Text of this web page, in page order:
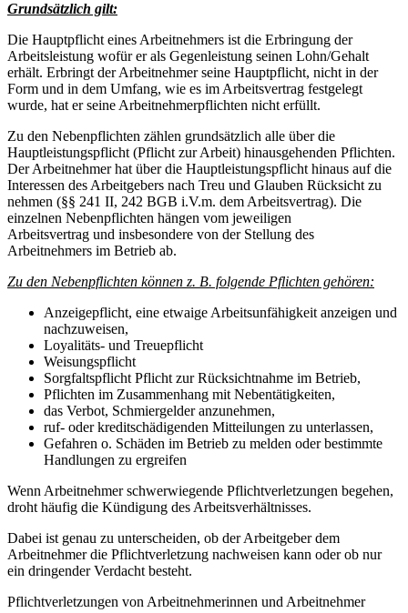
Grundsätzlich gilt:
Die Hauptpflicht eines Arbeitnehmers ist die Erbringung der
Arbeitsleistung wofür er als Gegenleistung seinen Lohn/Gehalt
erhält. Erbringt der Arbeitnehmer seine Hauptpflicht, nicht in der
Form und in dem Umfang, wie es im Arbeitsvertrag festgelegt
wurde, hat er seine Arbeitnehmerpflichten nicht erfüllt.
Zu den Nebenpflichten zählen grundsätzlich alle über die
Hauptleistungspflicht (Pflicht zur Arbeit) hinausgehenden Pflichten.
Der Arbeitnehmer hat über die Hauptleistungspflicht hinaus auf die
Interessen des Arbeitgebers nach Treu und Glauben Rücksicht zu
nehmen (§§ 241 II, 242 BGB i.V.m. dem Arbeitsvertrag). Die
einzelnen Nebenpflichten hängen vom jeweiligen
Arbeitsvertrag und insbesondere von der Stellung des
Arbeitnehmers im Betrieb ab.
Zu den Nebenpflichten können z. B. folgende Pflichten gehören:
Anzeigepflicht, eine etwaige Arbeitsunfähigkeit anzeigen und
nachzuweisen,
Loyalitäts- und Treuepflicht
Weisungspflicht
Sorgfaltspflicht Pflicht zur Rücksichtnahme im Betrieb,
Pflichten im Zusammenhang mit Nebentätigkeiten,
das Verbot, Schmiergelder anzunehmen,
ruf- oder kreditschädigenden Mitteilungen zu unterlassen,
Gefahren o. Schäden im Betrieb zu melden oder bestimmte
Handlungen zu ergreifen
Wenn Arbeitnehmer schwerwiegende Pflichtverletzungen begehen,
droht häufig die Kündigung des Arbeitsverhältnisses.
Dabei ist genau zu unterscheiden, ob der Arbeitgeber dem
Arbeitnehmer die Pflichtverletzung nachweisen kann oder ob nur
ein dringender Verdacht besteht.
Pflichtverletzungen von Arbeitnehmerinnen und Arbeitnehmer